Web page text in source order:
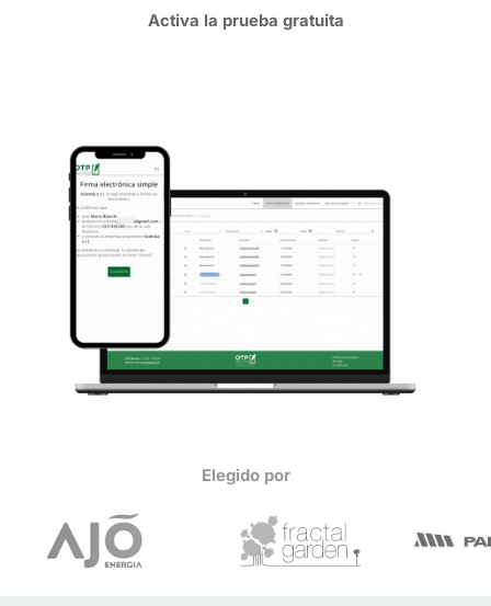
Activa la prueba gratuita
Elegido por